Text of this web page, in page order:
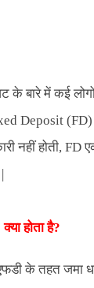
के बारे में कई
Deposit
नहीं होती,
क्या होता है?
के तहत जमा